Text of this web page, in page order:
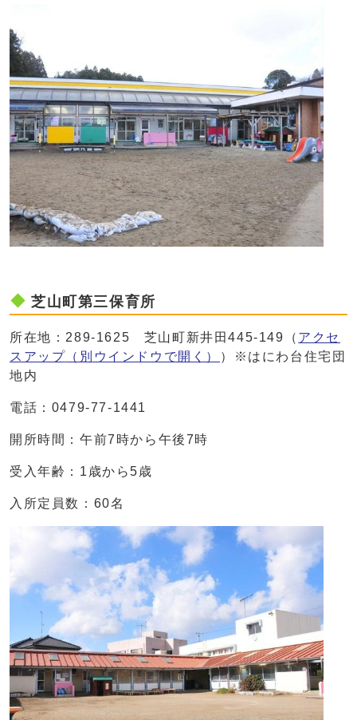
芝山町第三保育所
所在地：289-1625 芝山町新井田445-149（ アクセ
スアップ （別ウインドウで開く）
）※はにわ台住宅団
地内
電話：0479-77-1441
開所時間：午前7時から午後7時
受入年齢：1歳から5歳
入所定員数：60名